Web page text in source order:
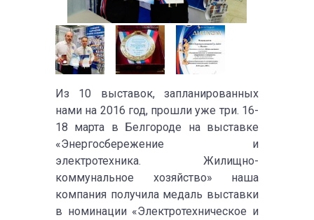
Из 10 выставок, запланированных
нами на 2016 год, прошли уже три. 16-
18 марта в Белгороде на выставке
«Энергосбережение и
электротехника. Жилищно-
коммунальное хозяйство» наша
компания получила медаль выставки
в номинации «Электротехническое и